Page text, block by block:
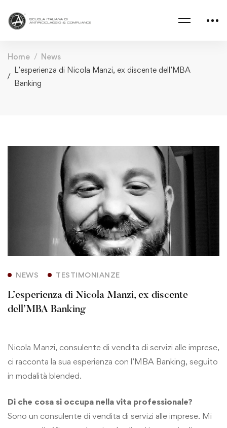
Home
News
L’esperienza di Nicola Manzi, ex discente dell’MBA
Banking
NEWS TESTIMONIANZE
L’esperienza di Nicola Manzi, ex discente
dell’MBA Banking
Nicola Manzi, consulente di vendita di servizi alle imprese,
ci racconta la sua esperienza con l’MBA Banking, seguito
in modalità blended.
Di che cosa si occupa nella vita professionale?
Sono un consulente di vendita di servizi alle imprese. Mi